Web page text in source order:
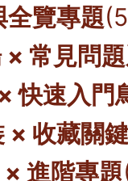
全覽專題
× 常見問
快速入門
× 收藏關
進階專題